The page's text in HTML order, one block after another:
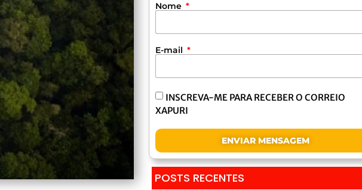
Nome
E-mail
INSCREVA-ME PARA RECEBER O CORREIO
XAPURI
ENVIAR MENSAGEM
POSTS RECENTES